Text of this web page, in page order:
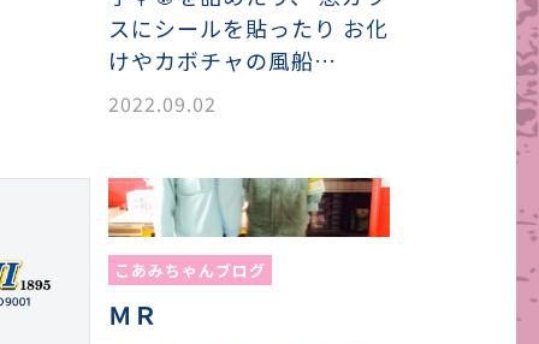
スにシールを貼ったり お化
けやカボチャの風船…
2022.09.02
こあみちゃんブログ
ＭＲ